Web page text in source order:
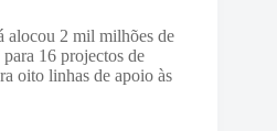
alocou 2 mil milhões de
16 projectos de
oito linhas de apoio às